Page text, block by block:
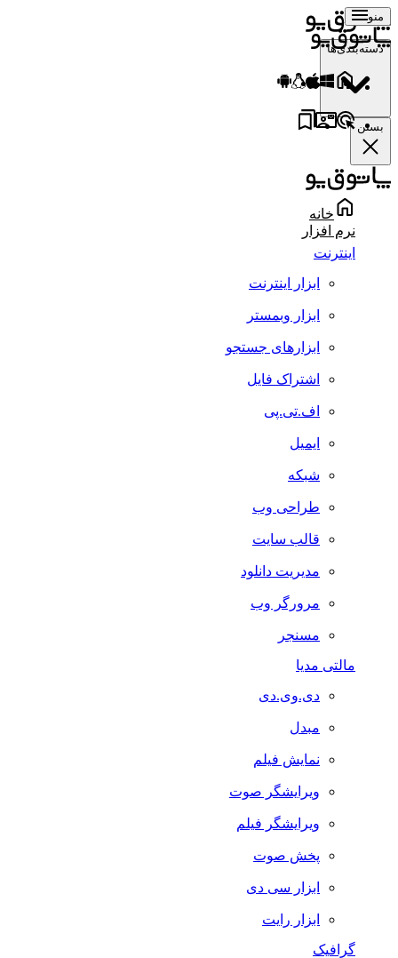
منو
دسته‌بندی‌ها
بستن
خانه
نرم افزار
اینترنت
ابزار اینترنت
ابزار وبمستر
ابزارهای جستجو
اشتراک فایل
اف.تی.پی
ایمیل
شبکه
طراحی وب
قالب سایت
مدیریت دانلود
مرورگر وب
مسنجر
مالتی مدیا
دی.وی.دی
مبدل
نمایش فیلم
ویرایشگر صوت
ویرایشگر فیلم
پخش صوت
ابزار سی دی
ابزار رایت
گرافیک